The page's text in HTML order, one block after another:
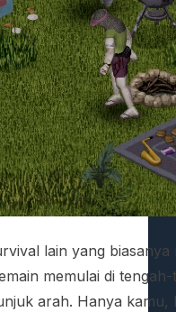
lain yang
memulai di
arah. Hanya